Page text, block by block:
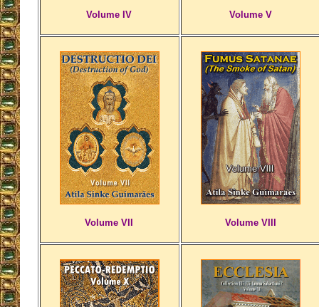
Volume IV Volume V
Volume VII Volume VIII